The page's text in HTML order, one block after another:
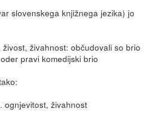
slovenskega knjižnega jezika) jo
živahnost: občudovali so brio
pravi komedijski brio
ognjevitost, živahnost